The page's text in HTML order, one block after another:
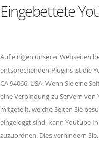
Eingebettete
Auf einigen unserer Webseiten
entsprechenden Plugins ist die
CA 94066, USA. Wenn Sie eine
eine Verbindung zu Servern
mitgeteilt, welche Seiten Sie
eingeloggt sind, kann Youtube
zuzuordnen. Dies verhindern